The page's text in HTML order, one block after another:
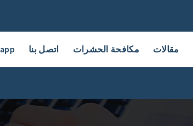
مقالات مكافحة الحشرات اتصل بنا